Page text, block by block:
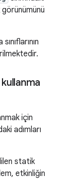
görünümünü
için
adımları
statik
etkinliğin